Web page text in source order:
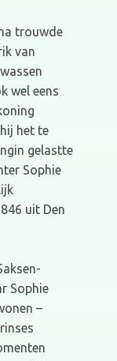
trouwde
van
wel eens
het te
gelastte
Sophie
uit Den
Sophie
–